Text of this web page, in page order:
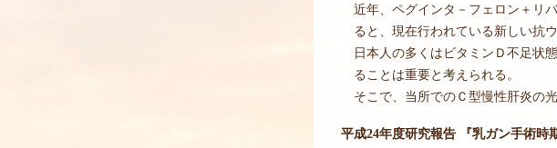
近年、ペグインタ－フェロン＋リ
ると、現在行われている新しい抗
日本人の多くはビタミンＤ不足状
ることは重要と考えられる。
そこで、当所でのＣ型慢性肝炎の
平成24年度研究報告 『乳ガン手術時